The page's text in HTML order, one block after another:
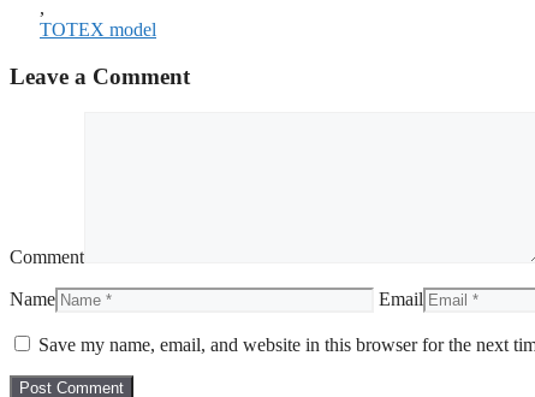
,
TOTEX model
Leave a Comment
Comment
Name Email
Save my name, email, and website in this browser for the next